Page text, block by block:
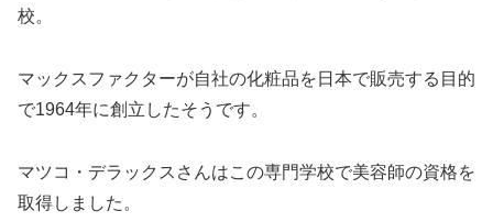
校。
マックスファクターが自社の化粧品を日本で販売する目的
で1964年に創立したそうです。
マツコ・デラックスさんはこの専門学校で美容師の資格を
取得しました。